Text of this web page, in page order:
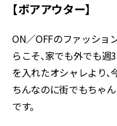
【ボアアウター】
ON／OFFのファッショ
らこそ、家でも外でも
を入れたオシャレより、
ちんなのに街でもちゃ
です。